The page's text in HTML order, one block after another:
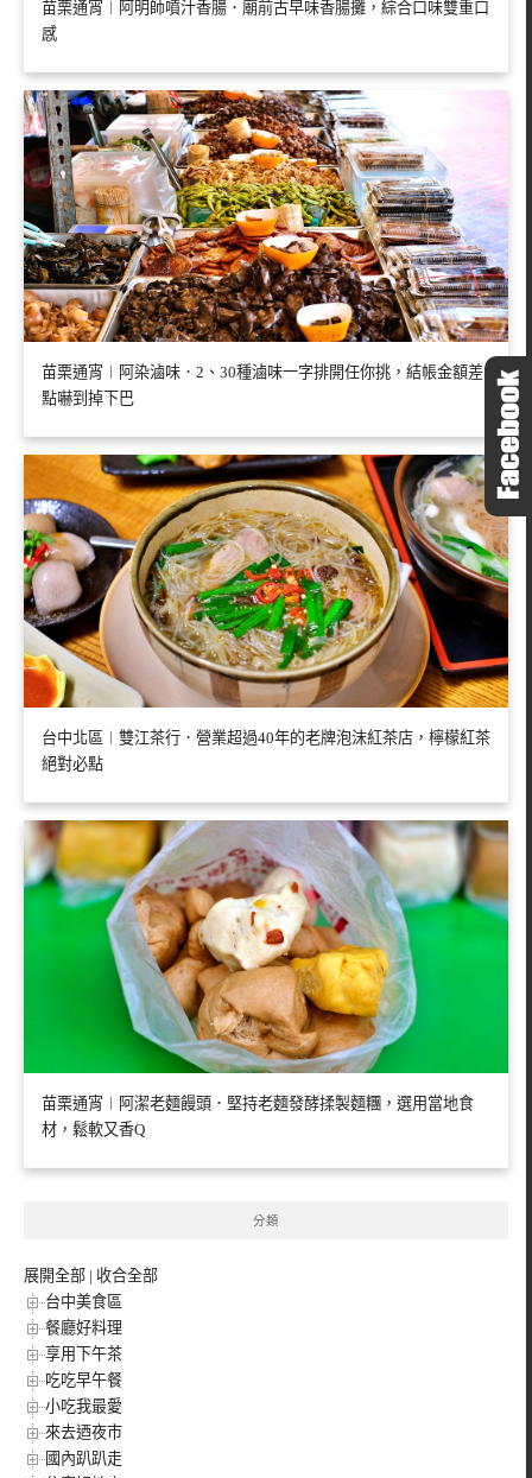
苗栗通宵︱阿明師噴汁香腸．廟前古早味香腸攤，綜合口味雙重口
感
苗栗通宵︱阿染滷味．2、30種滷味一字排開任你挑，結帳金額差
點嚇到掉下巴
台中北區︱雙江茶行．營業超過40年的老牌泡沫紅茶店，檸檬紅茶
絕對必點
苗栗通宵︱阿潔老麵饅頭．堅持老麵發酵揉製麵糰，選用當地食
材，鬆軟又香Q
分類
展開全部 | 收合全部
台中美食區
餐廳好料理
享用下午茶
吃吃早午餐
小吃我最愛
來去迺夜市
國內趴趴走